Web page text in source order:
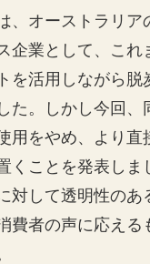
、オーストラリア
企業として、これ
を活用しながら脱
た。しかし今回、
用をやめ、より直
くことを発表しま
対して透明性のあ
費者の声に応える